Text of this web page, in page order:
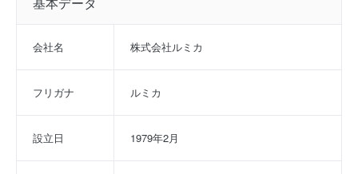
会社名 株式会社ルミカ
フリガナ ルミカ
設立日 1979年2月